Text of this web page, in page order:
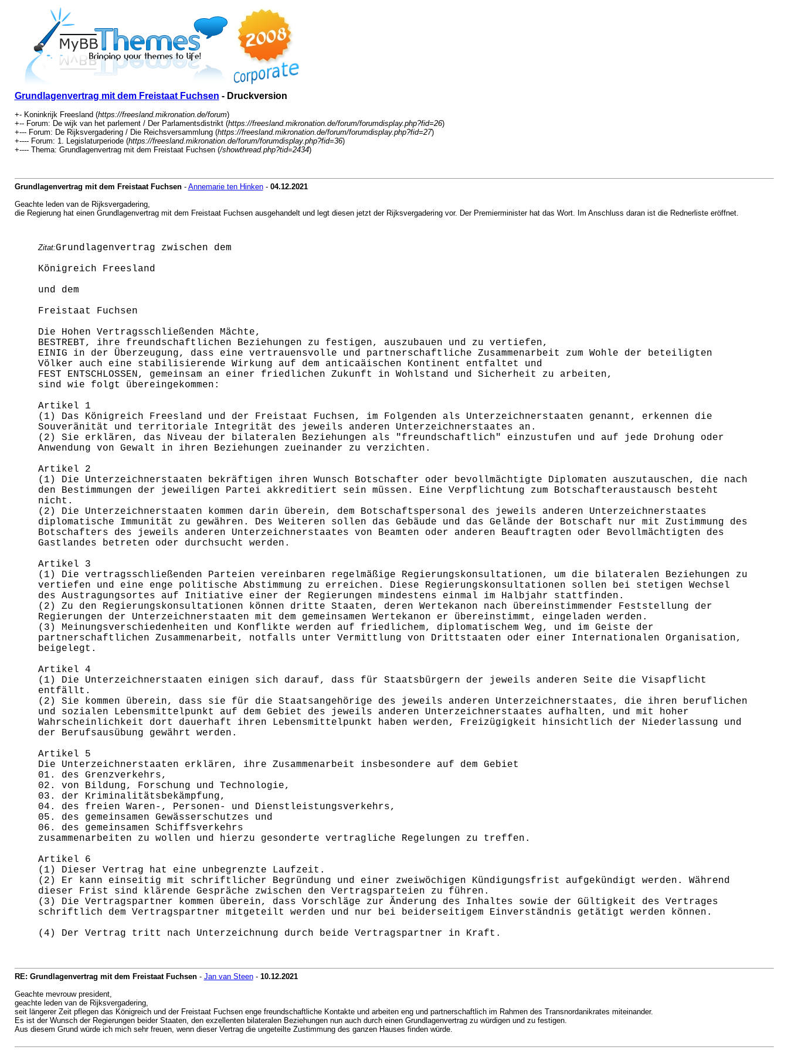
Grundlagenvertrag mit dem Freistaat Fuchsen - Druckversion
+- Koninkrijk Freesland (https://freesland.mikronation.de/forum)
+-- Forum: De wijk van het parlement / Der Parlamentsdistrikt (https://freesland.mikronation.de/forum/forumdisplay.php?fid=26)
+--- Forum: De Rijksvergadering / Die Reichsversammlung (https://freesland.mikronation.de/forum/forumdisplay.php?fid=27)
+---- Forum: 1. Legislaturperiode (https://freesland.mikronation.de/forum/forumdisplay.php?fid=36)
+---- Thema: Grundlagenvertrag mit dem Freistaat Fuchsen (/showthread.php?tid=2434)
Grundlagenvertrag mit dem Freistaat Fuchsen- Annemarie ten Hinken- 04.12.2021
Geachte leden van de Rijksvergadering,
die Regierung hat einen Grundlagenvertrag mit dem Freistaat Fuchsen ausgehandelt und legt diesen jetzt der Rijksvergadering vor. Der Premierminister hat das Wort. Im Anschluss daran ist die Rednerliste eröffnet.
Zitat:Grundlagenvertrag zwischen dem
Königreich Freesland
und dem
Freistaat Fuchsen
Die Hohen Vertragsschließenden Mächte,
BESTREBT, ihre freundschaftlichen Beziehungen zu festigen, auszubauen und zu vertiefen,
EINIG in der Überzeugung, dass eine vertrauensvolle und partnerschaftliche Zusammenarbeit zum Wohle der beteiligten
Völker auch eine stabilisierende Wirkung auf dem anticaäischen Kontinent entfaltet und
FEST ENTSCHLOSSEN, gemeinsam an einer friedlichen Zukunft in Wohlstand und Sicherheit zu arbeiten,
sind wie folgt übereingekommen:
Artikel 1
(1) Das Königreich Freesland und der Freistaat Fuchsen, im Folgenden als Unterzeichnerstaaten genannt, erkennen die
Souveränität und territoriale Integrität des jeweils anderen Unterzeichnerstaates an.
(2) Sie erklären, das Niveau der bilateralen Beziehungen als "freundschaftlich" einzustufen und auf jede Drohung oder
Anwendung von Gewalt in ihren Beziehungen zueinander zu verzichten.
Artikel 2
(1) Die Unterzeichnerstaaten bekräftigen ihren Wunsch Botschafter oder bevollmächtigte Diplomaten auszutauschen, die nach
den Bestimmungen der jeweiligen Partei akkreditiert sein müssen. Eine Verpflichtung zum Botschafteraustausch besteht
nicht.
(2) Die Unterzeichnerstaaten kommen darin überein, dem Botschaftspersonal des jeweils anderen Unterzeichnerstaates
diplomatische Immunität zu gewähren. Des Weiteren sollen das Gebäude und das Gelände der Botschaft nur mit Zustimmung des
Botschafters des jeweils anderen Unterzeichnerstaates von Beamten oder anderen Beauftragten oder Bevollmächtigten des
Gastlandes betreten oder durchsucht werden.
Artikel 3
(1) Die vertragsschließenden Parteien vereinbaren regelmäßige Regierungskonsultationen, um die bilateralen Beziehungen zu
vertiefen und eine enge politische Abstimmung zu erreichen. Diese Regierungskonsultationen sollen bei stetigen Wechsel
des Austragungsortes auf Initiative einer der Regierungen mindestens einmal im Halbjahr stattfinden.
(2) Zu den Regierungskonsultationen können dritte Staaten, deren Wertekanon nach übereinstimmender Feststellung der
Regierungen der Unterzeichnerstaaten mit dem gemeinsamen Wertekanon er übereinstimmt, eingeladen werden.
(3) Meinungsverschiedenheiten und Konflikte werden auf friedlichem, diplomatischem Weg, und im Geiste der
partnerschaftlichen Zusammenarbeit, notfalls unter Vermittlung von Drittstaaten oder einer Internationalen Organisation,
beigelegt.
Artikel 4
(1) Die Unterzeichnerstaaten einigen sich darauf, dass für Staatsbürgern der jeweils anderen Seite die Visapflicht
entfällt.
(2) Sie kommen überein, dass sie für die Staatsangehörige des jeweils anderen Unterzeichnerstaates, die ihren beruflichen
und sozialen Lebensmittelpunkt auf dem Gebiet des jeweils anderen Unterzeichnerstaates aufhalten, und mit hoher
Wahrscheinlichkeit dort dauerhaft ihren Lebensmittelpunkt haben werden, Freizügigkeit hinsichtlich der Niederlassung und
der Berufsausübung gewährt werden.
Artikel 5
Die Unterzeichnerstaaten erklären, ihre Zusammenarbeit insbesondere auf dem Gebiet
01. des Grenzverkehrs,
02. von Bildung, Forschung und Technologie,
03. der Kriminalitätsbekämpfung,
04. des freien Waren-, Personen- und Dienstleistungsverkehrs,
05. des gemeinsamen Gewässerschutzes und
06. des gemeinsamen Schiffsverkehrs
zusammenarbeiten zu wollen und hierzu gesonderte vertragliche Regelungen zu treffen.
Artikel 6
(1) Dieser Vertrag hat eine unbegrenzte Laufzeit.
(2) Er kann einseitig mit schriftlicher Begründung und einer zweiwöchigen Kündigungsfrist aufgekündigt werden. Während
dieser Frist sind klärende Gespräche zwischen den Vertragsparteien zu führen.
(3) Die Vertragspartner kommen überein, dass Vorschläge zur Änderung des Inhaltes sowie der Gültigkeit des Vertrages
schriftlich dem Vertragspartner mitgeteilt werden und nur bei beiderseitigem Einverständnis getätigt werden können.
(4) Der Vertrag tritt nach Unterzeichnung durch beide Vertragspartner in Kraft.
RE: Grundlagenvertrag mit dem Freistaat Fuchsen- Jan van Steen- 10.12.2021
Geachte mevrouw president,
geachte leden van de Rijksvergadering,
seit längerer Zeit pflegen das Königreich und der Freistaat Fuchsen enge freundschaftliche Kontakte und arbeiten eng und partnerschaftlich im Rahmen des Transnordanikrates miteinander.
Es ist der Wunsch der Regierungen beider Staaten, den exzellenten bilateralen Beziehungen nun auch durch einen Grundlagenvertrag zu würdigen und zu festigen.
Aus diesem Grund würde ich mich sehr freuen, wenn dieser Vertrag die ungeteilte Zustimmung des ganzen Hauses finden würde.